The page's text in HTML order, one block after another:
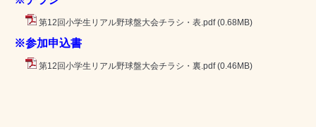
第12回小学生リアル野球盤大会チラシ・表.pdf (0.68MB)
※参加申込書
第12回小学生リアル野球盤大会チラシ・裏.pdf (0.46MB)